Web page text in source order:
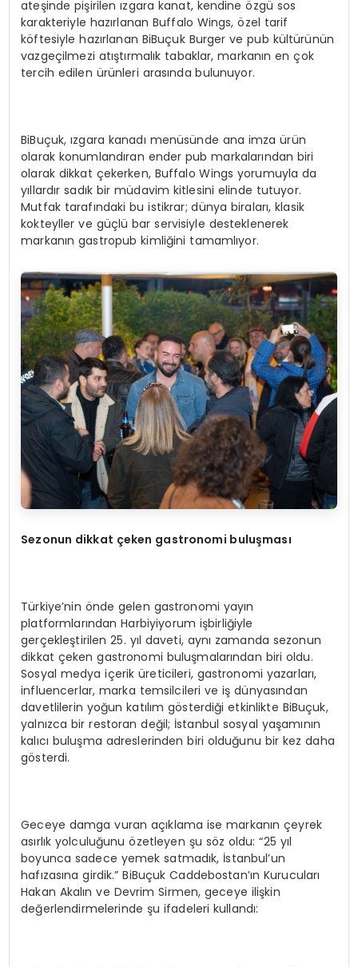
ateşinde pişirilen ızgara kanat, kendine özgü sos
karakteriyle hazırlanan Buffalo Wings, özel tarif
köftesiyle hazırlanan BiBuçuk Burger ve pub kültürünün
vazgeçilmezi atıştırmalık tabaklar, markanın en çok
tercih edilen ürünleri arasında bulunuyor.
BiBuçuk, ızgara kanadı menüsünde ana imza ürün
olarak konumlandıran ender pub markalarından biri
olarak dikkat çekerken, Buffalo Wings yorumuyla da
yıllardır sadık bir müdavim kitlesini elinde tutuyor.
Mutfak tarafındaki bu istikrar; dünya biraları, klasik
kokteyller ve güçlü bar servisiyle desteklenerek
markanın gastropub kimliğini tamamlıyor.
Sezonun dikkat çeken gastronomi buluşması
Türkiye’nin önde gelen gastronomi yayın
platformlarından Harbiyiyorum işbirliğiyle
gerçekleştirilen 25. yıl daveti, aynı zamanda sezonun
dikkat çeken gastronomi buluşmalarından biri oldu.
Sosyal medya içerik üreticileri, gastronomi yazarları,
influencerlar, marka temsilcileri ve iş dünyasından
davetlilerin yoğun katılım gösterdiği etkinlikte BiBuçuk,
yalnızca bir restoran değil; İstanbul sosyal yaşamının
kalıcı buluşma adreslerinden biri olduğunu bir kez daha
gösterdi.
Geceye damga vuran açıklama ise markanın çeyrek
asırlık yolculuğunu özetleyen şu söz oldu: “25 yıl
boyunca sadece yemek satmadık, İstanbul’un
hafızasına girdik.” BiBuçuk Caddebostan’ın Kurucuları
Hakan Akalın ve Devrim Sirmen, geceye ilişkin
değerlendirmelerinde şu ifadeleri kullandı: